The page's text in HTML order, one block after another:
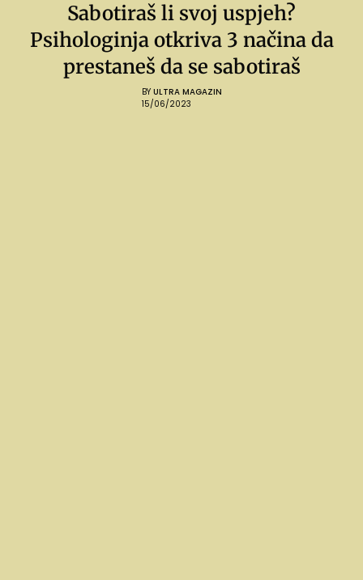
Sabotiraš li svoj uspjeh?
Psihologinja otkriva 3 načina da
prestaneš da se sabotiraš
BY ULTRA MAGAZIN
15/06/2023